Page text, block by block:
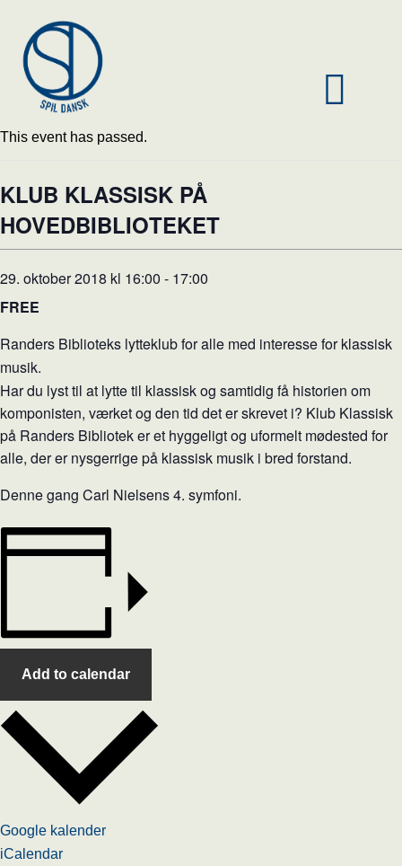
This event has passed.
KLUB KLASSISK PÅ
HOVEDBIBLIOTEKET
29. oktober 2018 kl 16:00 - 17:00
FREE
Randers Biblioteks lytteklub for alle med interesse for klassisk
musik.
Har du lyst til at lytte til klassisk og samtidig få historien om
komponisten, værket og den tid det er skrevet i? Klub Klassisk
på Randers Bibliotek er et hyggeligt og uformelt mødested for
alle, der er nysgerrige på klassisk musik i bred forstand.
Denne gang Carl Nielsens 4. symfoni.
Add to calendar
Google kalender
iCalendar